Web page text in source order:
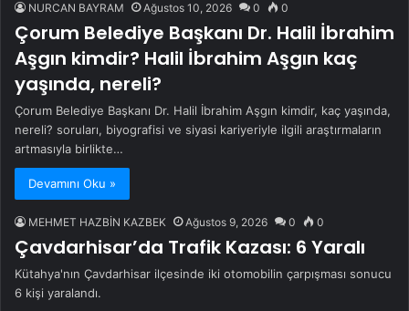
NURCAN BAYRAM Ağustos 10, 2026 0 0
Çorum Belediye Başkanı Dr. Halil İbrahim
Aşgın kimdir? Halil İbrahim Aşgın kaç
yaşında, nereli?
Çorum Belediye Başkanı Dr. Halil İbrahim Aşgın kimdir, kaç yaşında,
nereli? soruları, biyografisi ve siyasi kariyeriyle ilgili araştırmaların
artmasıyla birlikte…
Devamını Oku »
MEHMET HAZBİN KAZBEK Ağustos 9, 2026 0 0
Çavdarhisar’da Trafik Kazası: 6 Yaralı
Kütahya'nın Çavdarhisar ilçesinde iki otomobilin çarpışması sonucu
6 kişi yaralandı.